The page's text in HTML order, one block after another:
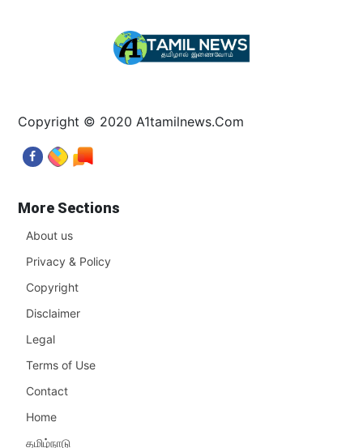
Copyright © 2020 A1tamilnews.Com
More Sections
About us
Privacy & Policy
Copyright
Disclaimer
Legal
Terms of Use
Contact
Home
தமிழ்நாடு